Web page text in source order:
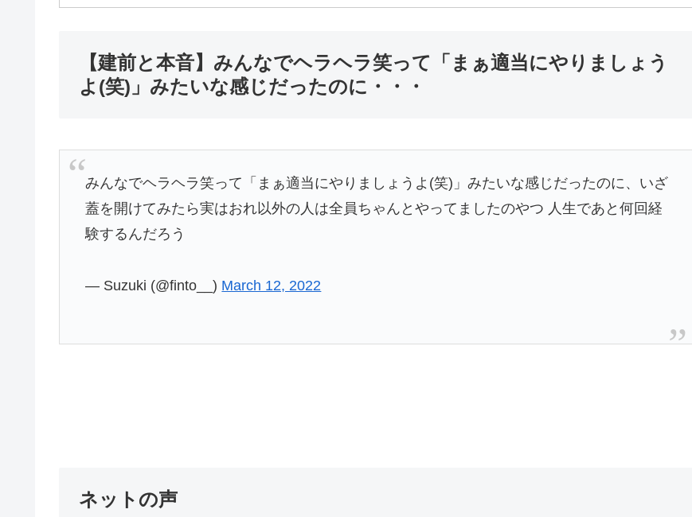
【建前と本音】みんなでヘラヘラ笑って「まぁ適当にやりましょう
よ(笑)」みたいな感じだったのに・・・
みんなでヘラヘラ笑って「まぁ適当にやりましょうよ(笑)」みたいな感じだったのに、いざ
蓋を開けてみたら実はおれ以外の人は全員ちゃんとやってましたのやつ 人生であと何回経
験するんだろう
— Suzuki (@finto__) March 12, 2022
ネットの声